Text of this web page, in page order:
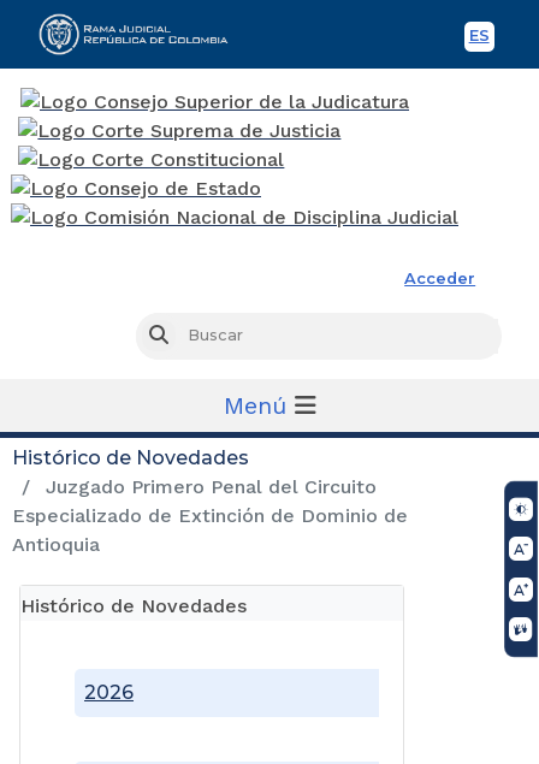
ES
Acceder
Buscar
Menú
Histórico de Novedades
Juzgado Primero Penal del Circuito
Especializado de Extinción de Dominio de
Antioquia
Histórico de Novedades
2026